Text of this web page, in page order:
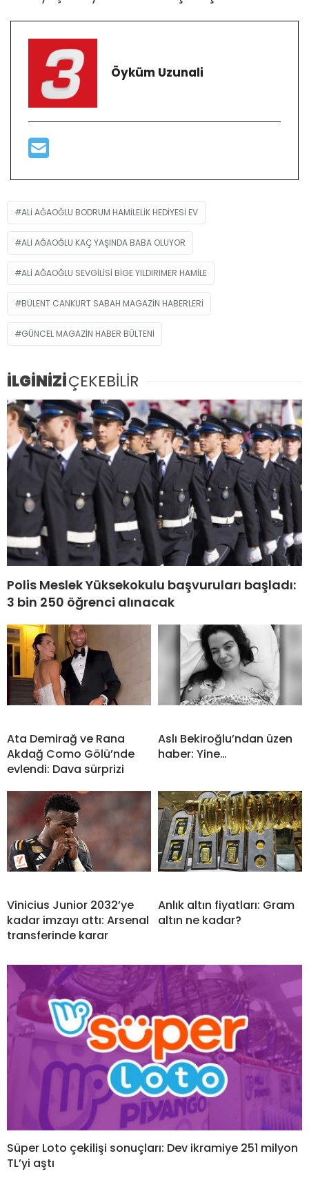
Öyküm Uzunali
ALI AĞAOĞLU BODRUM HAMILELIK HEDIYESI EV
ALI AĞAOĞLU KAÇ YAŞINDA BABA OLUYOR
ALI AĞAOĞLU SEVGILISI BIGE YILDIRIMER HAMILE
BÜLENT CANKURT SABAH MAGAZIN HABERLERI
GÜNCEL MAGAZIN HABER BÜLTENI
İLGİNİZİÇEKEBİLİR
Polis Meslek Yüksekokulu başvuruları başladı:
3 bin 250 öğrenci alınacak
Ata Demirağ ve Rana
Akdağ Como Gölü’nde
evlendi: Dava sürprizi
Aslı Bekiroğlu’ndan üzen
haber: Yine…
Vinicius Junior 2032’ye
kadar imzayı attı: Arsenal
transferinde karar
Anlık altın fiyatları: Gram
altın ne kadar?
Süper Loto çekilişi sonuçları: Dev ikramiye 251 milyon
TL’yi aştı